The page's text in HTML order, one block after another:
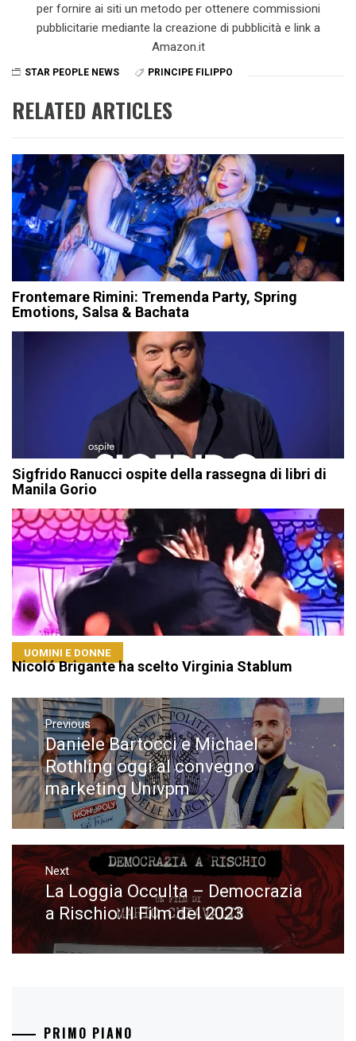
per fornire ai siti un metodo per ottenere commissioni
pubblicitarie mediante la creazione di pubblicità e link a
Amazon.it
STAR PEOPLE NEWS PRINCIPE FILIPPO
RELATED ARTICLES
Frontemare Rimini: Tremenda Party, Spring
Emotions, Salsa & Bachata
Sigfrido Ranucci ospite della rassegna di libri di
Manila Gorio
UOMINI E DONNE
Nicoló Brigante ha scelto Virginia Stablum
Navigazione
articoli
Previous
Previous
post:
Daniele Bartocci e Michael
Rothling oggi al convegno
marketing Univpm
Next
Next
post:
La Loggia Occulta – Democrazia
a Rischio: Il Film del 2023
PRIMO PIANO